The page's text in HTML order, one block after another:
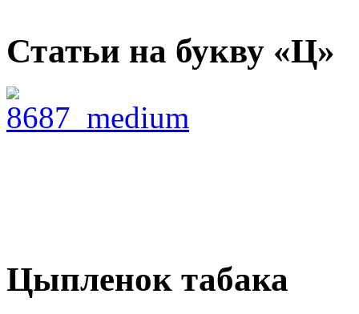
Статьи на букву «Ц»
Цыпленок табака